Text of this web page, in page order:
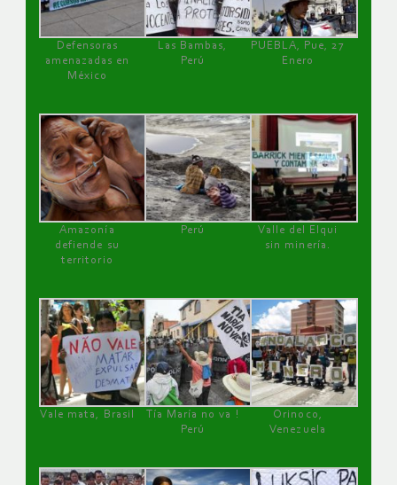
Defensoras
amenazadas en
México
Las Bambas,
Perú
PUEBLA, Pue, 27
Enero
Amazonía
defiende su
territorio
Perú
Valle del Elqui
sin minería.
Vale mata, Brasil
Tía María no va !
Perú
Orinoco,
Venezuela